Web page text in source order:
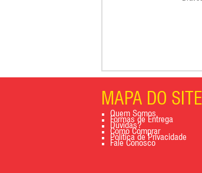
MAPA DO SITE
Quem Somos
Formas de Entrega
Dúvidas?
Como Comprar
Política de Privacidade
Fale Conosco